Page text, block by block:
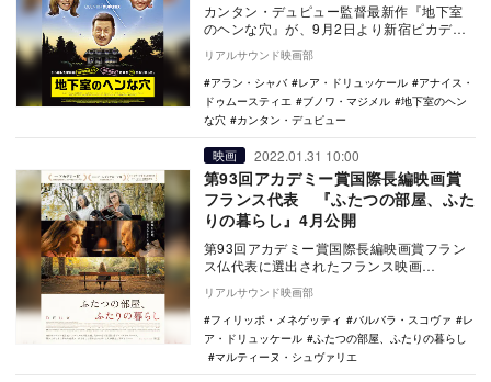
カンタン・デュピュー監督最新作『地下室
のヘンな穴』が、9月2日より新宿ピカデリ
ー、ヒューマントラストシネマ有楽町ほか
にて全国公開…
リアルサウンド映画部
アラン・シャバ
レア・ドリュッケール
アナイス・
ドゥムースティエ
ブノワ・マジメル
地下室のヘン
な穴
カンタン・デュピュー
映画 2022.01.31 10:00
第93回アカデミー賞国際長編映画賞
フランス代表 『ふたつの部屋、ふた
りの暮らし』4月公開
第93回アカデミー賞国際長編映画賞フラン
ス仏代表に選出されたフランス映画
『Deux（原題）』が、『ふたつの部屋、ふ
たりの暮らし』…
リアルサウンド映画部
フィリッポ・メネゲッティ
バルバラ・スコヴァ
レ
ア・ドリュッケール
ふたつの部屋、ふたりの暮らし
マルティーヌ・シュヴァリエ